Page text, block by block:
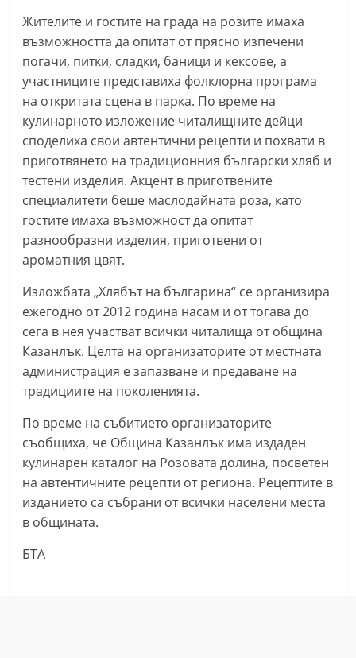
р
а
З
а
г
о
р
а
–
k
a
z
a
n
l
a
k
i
n
f
Жителите и гостите на града на розите имаха
възможността да опитат от прясно изпечени
погачи, питки, сладки, баници и кексове, а
участниците представиха фолклорна програма
на откритата сцена в парка. По време на
кулинарното изложение читалищните дейци
споделиха свои автентични рецепти и похвати в
приготвянето на традиционния български хляб и
тестени изделия. Акцент в приготвените
специалитети беше маслодайната роза, като
гостите имаха възможност да опитат
разнообразни изделия, приготвени от
ароматния цвят.
Изложбата „Хлябът на българина“ се организира
ежегодно от 2012 година насам и от тогава до
сега в нея участват всички читалища от община
Казанлък. Целта на организаторите от местната
администрация е запазване и предаване на
традициите на поколенията.
По време на събитието организаторите
съобщиха, че Община Казанлък има издаден
кулинарен каталог на Розовата долина, посветен
на автентичните рецепти от региона. Рецептите в
изданието са събрани от всички населени места
в общината.
БТА